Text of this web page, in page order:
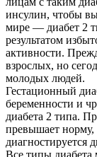
инсулин, чтобы
мире — диабет 2
результатом
активности.
взрослых, но
молодых людей.
Гестационный
беременности и
диабета 2 типа.
превышает норму,
диагностируется
Все типы диабета